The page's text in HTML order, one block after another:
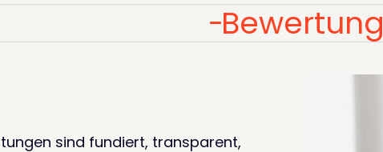
Bewertung
sind fundiert, transparent,